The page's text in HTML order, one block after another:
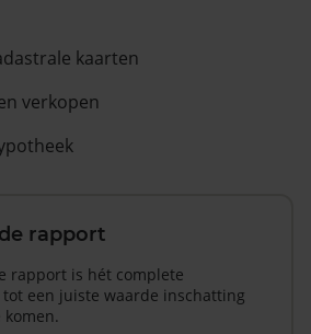
kaarten
verkopen
rapport
rapport is hét complete
een juiste waarde inschatting